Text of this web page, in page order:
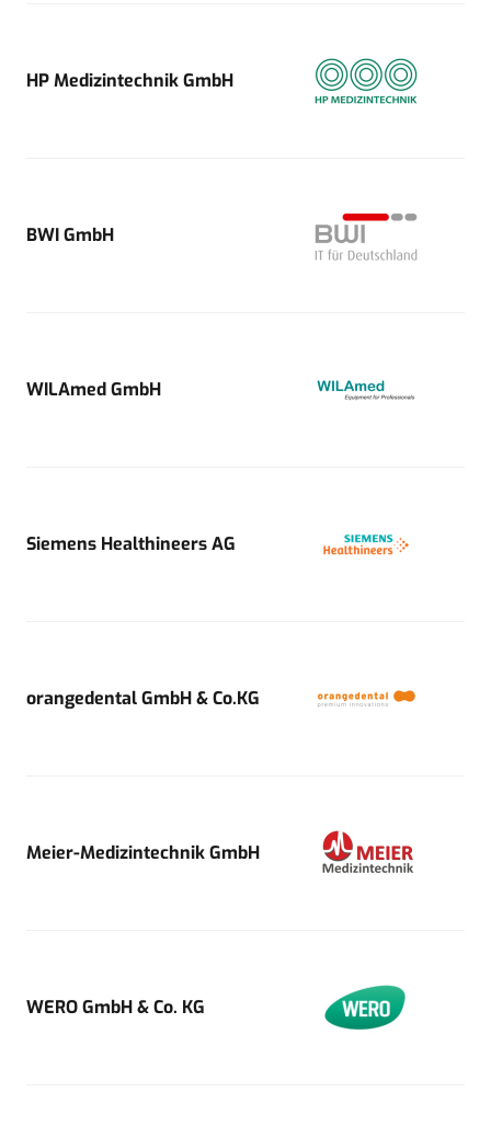
HP Medizintechnik GmbH
BWI GmbH
WILAmed GmbH
Siemens Healthineers AG
orangedental GmbH & Co.KG
Meier-Medizintechnik GmbH
WERO GmbH & Co. KG